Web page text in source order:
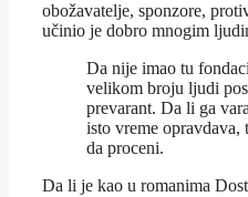
obožavatelje, sponzore,
učinio je dobro mnogim
Da nije imao tu
velikom broju ljudi
prevarant. Da li ga
isto vreme opravdava,
da proceni.
Da li je kao u romanima